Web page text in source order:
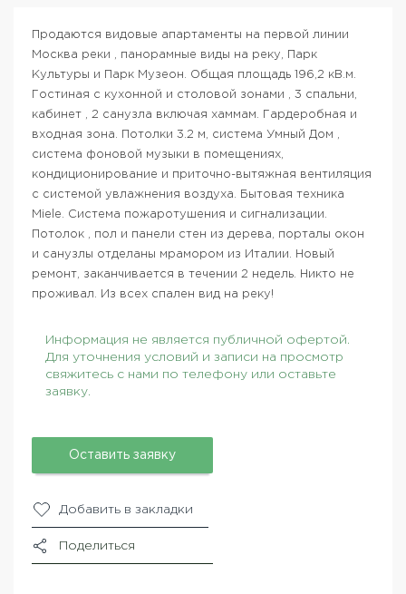
Продаются видовые апартаменты на первой линии
Москва реки , панорамные виды на реку, Парк
Культуры и Парк Музеон. Общая площадь 196,2 кВ.м.
Гостиная с кухонной и столовой зонами , 3 спальни,
кабинет , 2 санузла включая хаммам. Гардеробная и
входная зона. Потолки 3.2 м, система Умный Дом ,
система фоновой музыки в помещениях,
кондиционирование и приточно-вытяжная вентиляция
с системой увлажнения воздуха. Бытовая техника
Miele. Система пожаротушения и сигнализации.
Потолок , пол и панели стен из дерева, порталы окон
и санузлы отделаны мрамором из Италии. Новый
ремонт, заканчивается в течении 2 недель. Никто не
проживал. Из всех спален вид на реку!
Информация не является публичной офертой.
Для уточнения условий и записи на просмотр
свяжитесь с нами по телефону или оставьте
заявку.
Оставить заявку
Добавить в закладки
Поделиться